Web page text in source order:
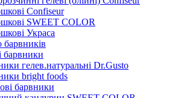
Confiseur
SWEET COLOR
Украса
барвників
барвники
гелев.натуральні Dr.Gusto
bright foods
барвники